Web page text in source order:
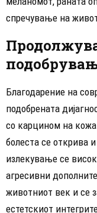
спречување на
Благодарение на
подобрената
со карцином на
болеста се открива
излекување се
агресивни
животниот век и се
естетскиот